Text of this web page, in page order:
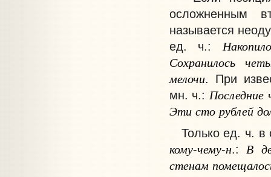
осложненным
называется
ед. ч.:
Сохранилось
мелочи. При
мн. ч.: Последние
Эти сто рублей
Только ед. ч. в
кому-чему-н.: В
стенам